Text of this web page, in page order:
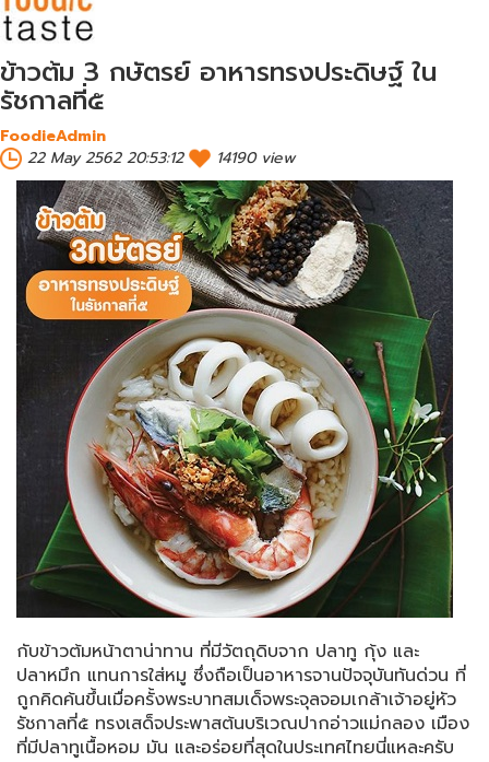
ข้าวต้ม 3 กษัตรย์ อาหารทรงประดิษฐ์ ใน
รัชกาลที่๕
FoodieAdmin
22 May 2562 20:53:12
14190 view
กับข้าวต้มหน้าตาน่าทาน ที่มีวัตถุดิบจาก ปลาทู กุ้ง และ
ปลาหมึก แทนการใส่หมู ซึ่งถือเป็นอาหารจานปัจจุบันทันด่วน ที่
ถูกคิดค้นขึ้นเมื่อครั้งพระบาทสมเด็จพระจุลจอมเกล้าเจ้าอยู่หัว
รัชกาลที่๕ ทรงเสด็จประพาสต้นบริเวณปากอ่าวแม่กลอง เมือง
ที่มีปลาทูเนื้อหอม มัน และอร่อยที่สุดในประเทศไทยนี่แหละครับ